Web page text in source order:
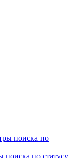
по статусу